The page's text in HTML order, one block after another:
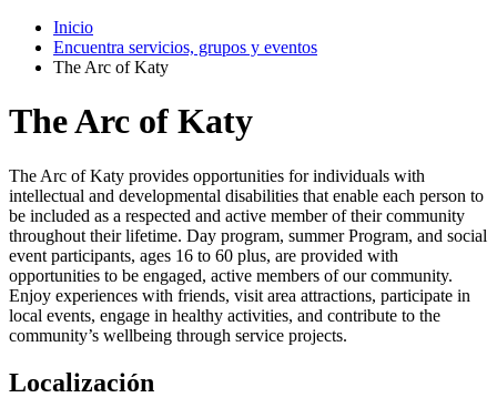
Inicio
Encuentra servicios, grupos y eventos
The Arc of Katy
The Arc of Katy
The Arc of Katy provides opportunities for individuals with
intellectual and developmental disabilities that enable each person to
be included as a respected and active member of their community
throughout their lifetime. Day program, summer Program, and social
event participants, ages 16 to 60 plus, are provided with
opportunities to be engaged, active members of our community.
Enjoy experiences with friends, visit area attractions, participate in
local events, engage in healthy activities, and contribute to the
community’s wellbeing through service projects.
Localización